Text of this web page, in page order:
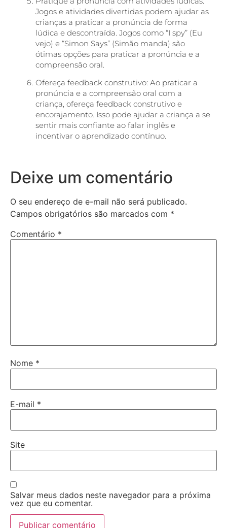
Jogos e atividades divertidas podem ajudar as
crianças a praticar a pronúncia de forma
lúdica e descontraída. Jogos como “I spy” (Eu
vejo) e “Simon Says” (Simão manda) são
ótimas opções para praticar a pronúncia e a
compreensão oral.
Ofereça feedback construtivo: Ao praticar a
pronúncia e a compreensão oral com a
criança, ofereça feedback construtivo e
encorajamento. Isso pode ajudar a criança a se
sentir mais confiante ao falar inglês e
incentivar o aprendizado contínuo.
Deixe um comentário
O seu endereço de e-mail não será publicado.
Campos obrigatórios são marcados com *
Comentário *
Nome *
E-mail *
Site
Salvar meus dados neste navegador para a próxima
vez que eu comentar.